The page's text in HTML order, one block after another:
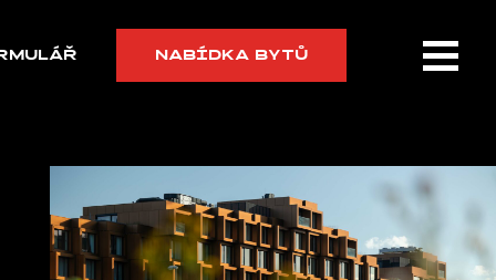
NABÍDKA BYTŮ